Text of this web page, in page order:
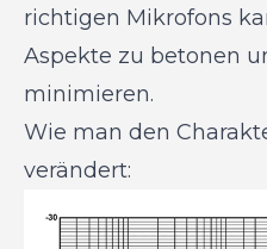
richtigen Mikrofons
Aspekte zu betonen
minimieren.
Wie man den
verändert: